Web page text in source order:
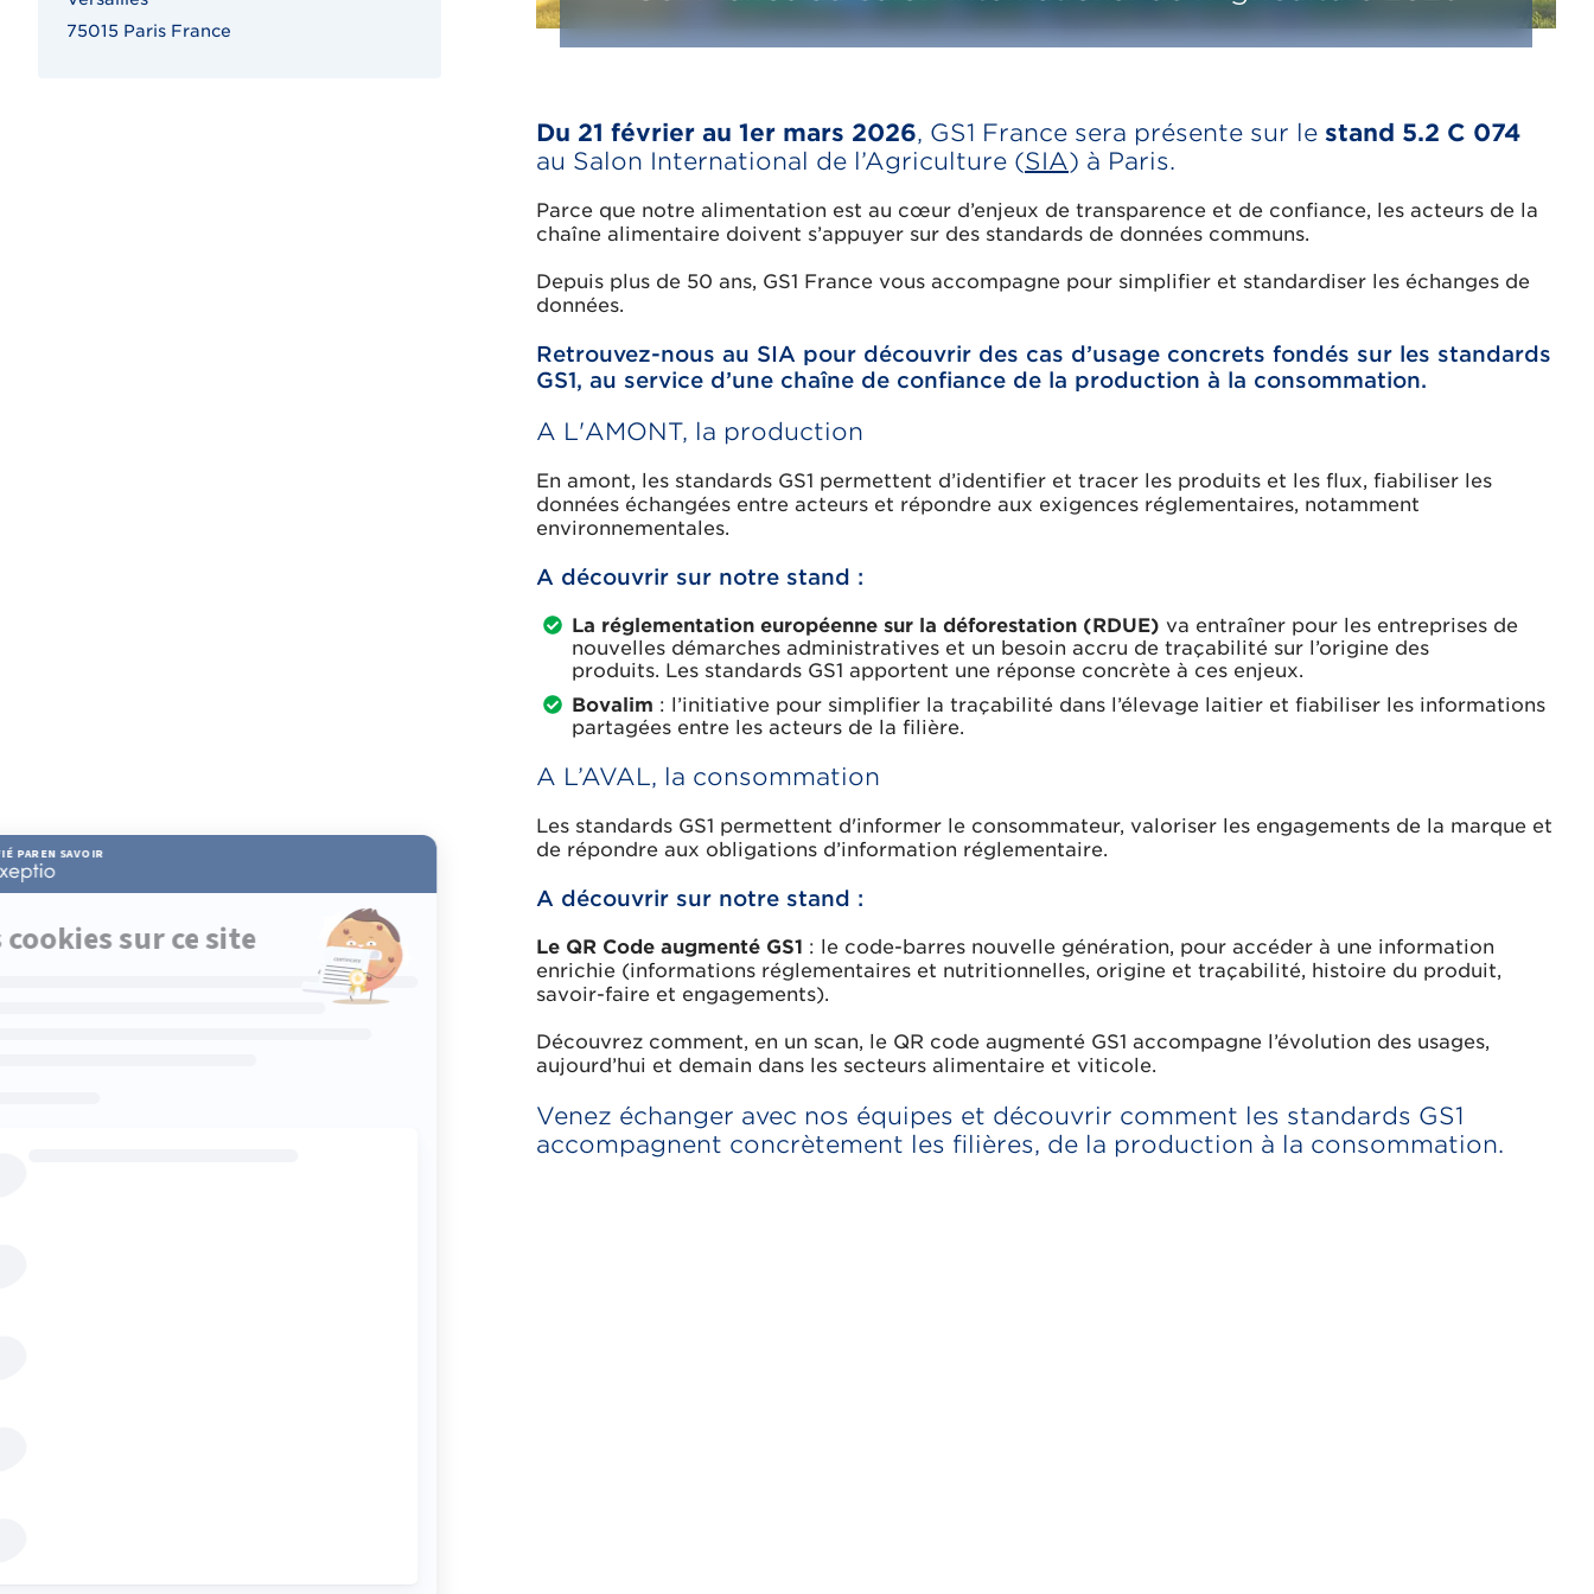
75015 Paris France
Du 21 février au 1er mars 2026, GS1 France sera présente sur le stand 5.2 C 074
au Salon International de l’Agriculture (SIA) à Paris.
Parce que notre alimentation est au cœur d’enjeux de transparence et de confiance, les acteurs de la
chaîne alimentaire doivent s’appuyer sur des standards de données communs.
Depuis plus de 50 ans, GS1 France vous accompagne pour simplifier et standardiser les échanges de
données.
Retrouvez-nous au SIA pour découvrir des cas d’usage concrets fondés sur les standards
GS1, au service d’une chaîne de confiance de la production à la consommation.
A L'AMONT, la production
En amont, les standards GS1 permettent d’identifier et tracer les produits et les flux, fiabiliser les
données échangées entre acteurs et répondre aux exigences réglementaires, notamment
environnementales.
A découvrir sur notre stand :
La réglementation européenne sur la déforestation (RDUE) va entraîner pour les entreprises de
nouvelles démarches administratives et un besoin accru de traçabilité sur l’origine des
produits. Les standards GS1 apportent une réponse concrète à ces enjeux.
Bovalim : l’initiative pour simplifier la traçabilité dans l’élevage laitier et fiabiliser les informations
partagées entre les acteurs de la filière.
A L’AVAL, la consommation
Les standards GS1 permettent d'informer le consommateur, valoriser les engagements de la marque et
de répondre aux obligations d’information réglementaire.
A découvrir sur notre stand :
Le QR Code augmenté GS1 : le code-barres nouvelle génération, pour accéder à une information
enrichie (informations réglementaires et nutritionnelles, origine et traçabilité, histoire du produit,
savoir-faire et engagements).
Découvrez comment, en un scan, le QR code augmenté GS1 accompagne l’évolution des usages,
aujourd’hui et demain dans les secteurs alimentaire et viticole.
Venez échanger avec nos équipes et découvrir comment les standards GS1
accompagnent concrètement les filières, de la production à la consommation.